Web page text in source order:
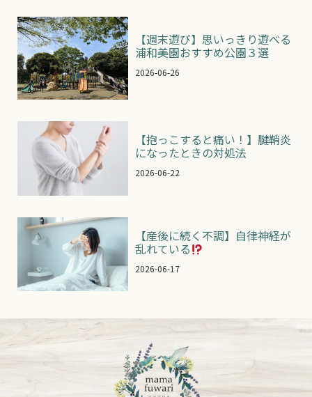
【週末遊び】思いっきり遊べる
浦和美園おすすめ公園３選
2026-06-26
【抱っこすると痛い！】腱鞘炎
になったときの対処法
2026-06-22
【産後に続く不調】自律神経が
乱れている
2026-06-17